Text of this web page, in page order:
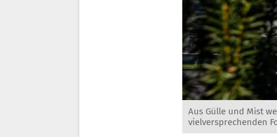
Aus Gülle und Mist
vielversprechenden